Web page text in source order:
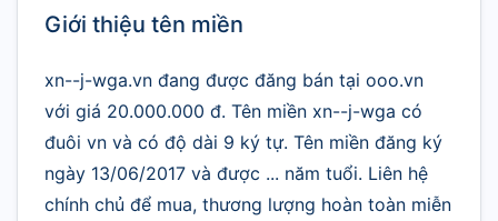
Giới thiệu tên miền
xn--j-wga.vn đang được đăng bán tại ooo.vn
với giá 20.000.000 đ. Tên miền xn--j-wga có
đuôi vn và có độ dài 9 ký tự. Tên miền đăng ký
ngày 13/06/2017 và được ... năm tuổi. Liên hệ
chính chủ để mua, thương lượng hoàn toàn miễn